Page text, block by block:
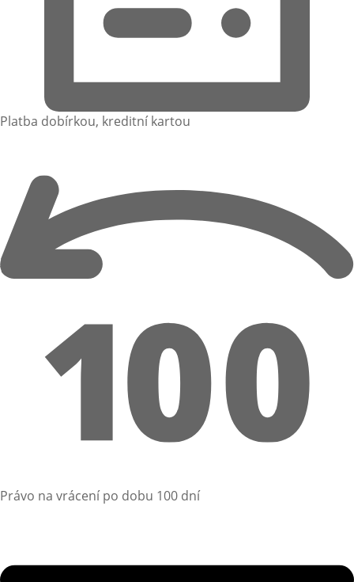
Platba dobírkou, kreditní kartou
Právo na vrácení po dobu 100 dní